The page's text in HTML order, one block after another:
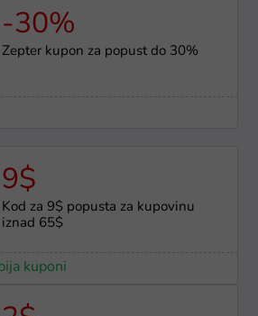
-30%
Zepter kupon za popust do 30%
9$
Kod za 9$ popusta za kupovinu
iznad 65$
kuponi